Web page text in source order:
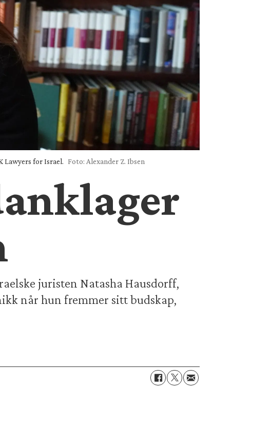
Lawyers for Israel. Foto: Alexander Z. Ibsen
juristen Natasha Hausdorff,
når hun fremmer sitt budskap,